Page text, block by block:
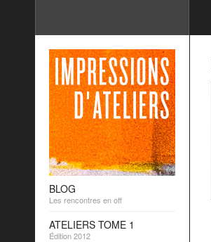
BLOG
Les rencontres en off
ATELIERS TOME 1
Édition 2012